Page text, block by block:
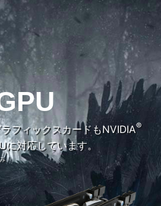
フィックスカードもNVIDIA®
対応しています。